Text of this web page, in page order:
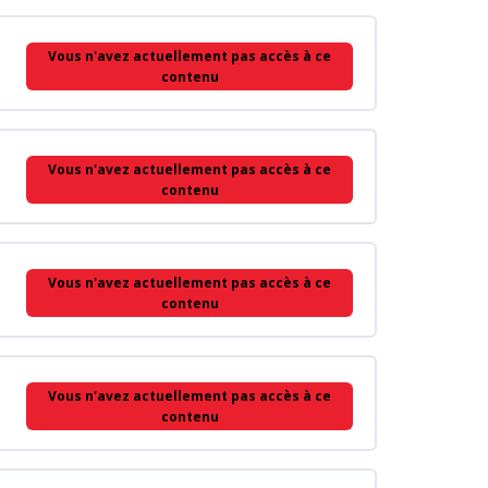
Vous n'avez actuellement pas accès à ce
contenu
Vous n'avez actuellement pas accès à ce
contenu
Vous n'avez actuellement pas accès à ce
contenu
Vous n'avez actuellement pas accès à ce
contenu